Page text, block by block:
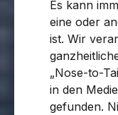
Es kann
eine oder
ist. Wir
„Nose-to-
in den
gefunden.